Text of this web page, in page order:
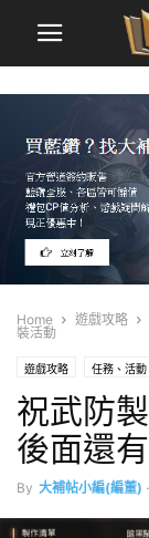
Home 遊戲攻略
裝活動
遊戲攻略 任務、活動
祝武防
後面還
By 大補帖小編(編董)